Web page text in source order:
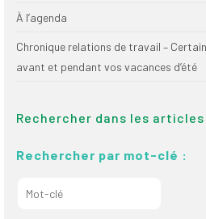
À l’agenda
Chronique relations de travail –
avant et pendant vos vacances d’été
Rechercher dans les articles
Rechercher par mot-clé :